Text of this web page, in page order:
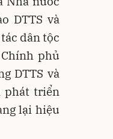
DTTS và
dân tộc
phủ
DTTS và
phát triển
lại hiệu